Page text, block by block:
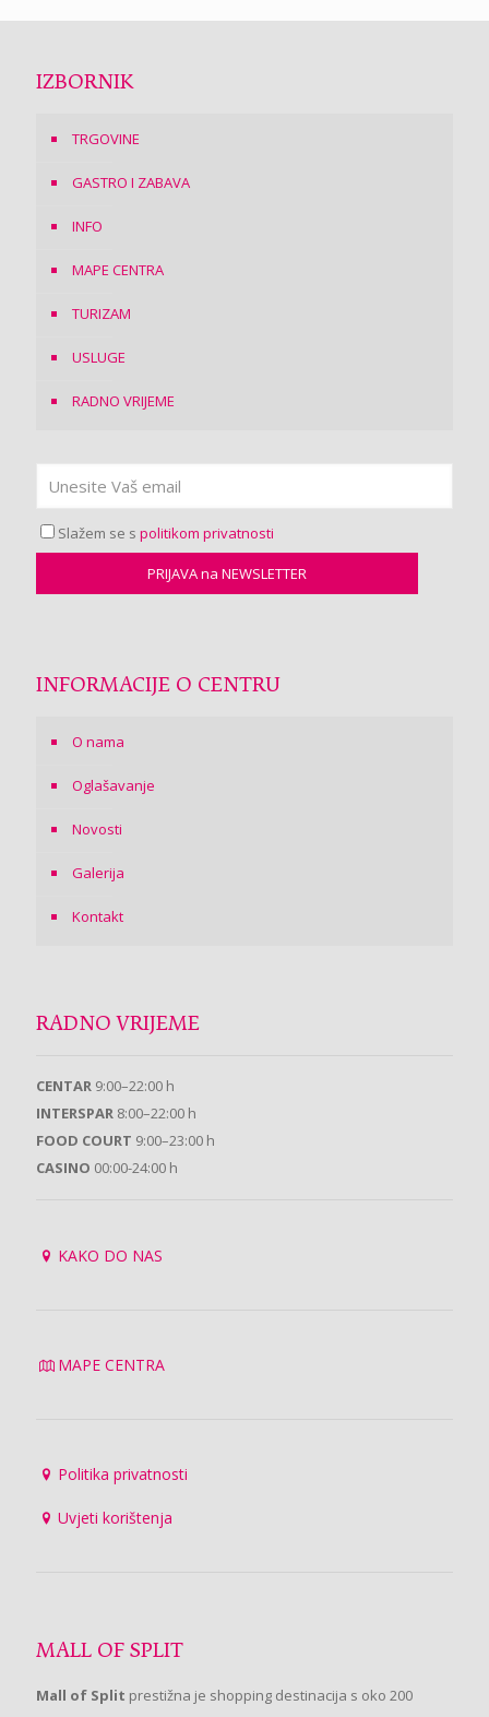
IZBORNIK
TRGOVINE
GASTRO I ZABAVA
INFO
MAPE CENTRA
TURIZAM
USLUGE
RADNO VRIJEME
Slažem se s politikom privatnosti
INFORMACIJE O CENTRU
O nama
Oglašavanje
Novosti
Galerija
Kontakt
RADNO VRIJEME
CENTAR 9:00–22:00 h
INTERSPAR 8:00–22:00 h
FOOD COURT 9:00–23:00 h
CASINO 00:00-24:00 h
KAKO DO NAS
MAPE CENTRA
Politika privatnosti
Uvjeti korištenja
MALL OF SPLIT
Mall of Split prestižna je shopping destinacija s oko 200